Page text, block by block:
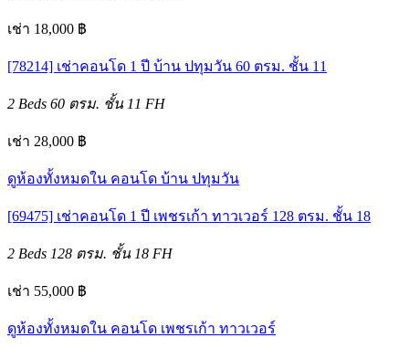
เช่า 18,000 ฿
[78214] เช่าคอนโด 1 ปี บ้าน ปทุมวัน 60 ตรม. ชั้น 11
2 Beds 60 ตรม. ชั้น 11 FH
เช่า 28,000 ฿
ดูห้องทั้งหมดใน คอนโด บ้าน ปทุมวัน
[69475] เช่าคอนโด 1 ปี เพชรเก้า ทาวเวอร์ 128 ตรม. ชั้น 18
2 Beds 128 ตรม. ชั้น 18 FH
เช่า 55,000 ฿
ดูห้องทั้งหมดใน คอนโด เพชรเก้า ทาวเวอร์